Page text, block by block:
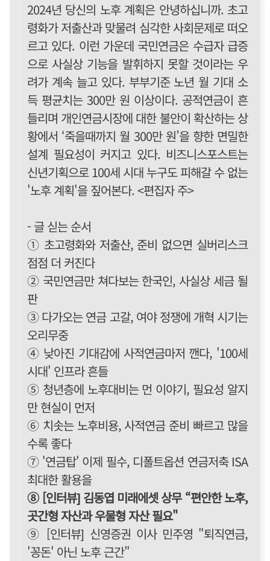
2024년 당신의 노후 계획은 안녕하십니까. 초고
령화가 저출산과 맞물려 심각한 사회문제로 떠오
르고 있다. 이런 가운데 국민연금은 수급자 급증
으로 사실상 기능을 발휘하지 못할 것이라는 우
려가 계속 늘고 있다. 부부기준 노년 월 기대 소
득 평균치는 300만 원 이상이다. 공적연금이 흔
들리며 개인연금시장에 대한 불안이 확산하는 상
황에서 ‘죽을때까지 월 300만 원’을 향한 면밀한
설계 필요성이 커지고 있다. 비즈니스포스트는
신년기획으로 100세 시대 누구도 피해갈 수 없는
'노후 계획'을 짚어본다. <편집자 주>
- 글 싣는 순서
① 초고령화와 저출산, 준비 없으면 실버리스크
점점 더 커진다
② 국민연금만 쳐다보는 한국인, 사실상 세금 될
판
③ 다가오는 연금 고갈, 여야 정쟁에 개혁 시기는
오리무중
④ 낮아진 기대감에 사적연금마저 깬다, '100세
시대' 인프라 흔들
⑤ 청년층에 노후대비는 먼 이야기, 필요성 알지
만 현실이 먼저
⑥ 치솟는 노후비용, 사적연금 준비 빠르고 많을
수록 좋다
⑦ '연금탑' 이제 필수, 디폴트옵션 연금저축 ISA
최대한 활용을
⑧ [인터뷰] 김동엽 미래에셋 상무 “편안한 노후,
곳간형 자산과 우물형 자산 필요"
⑨ [인터뷰] 신영증권 이사 민주영 "퇴직연금,
'꽁돈' 아닌 노후 근간"